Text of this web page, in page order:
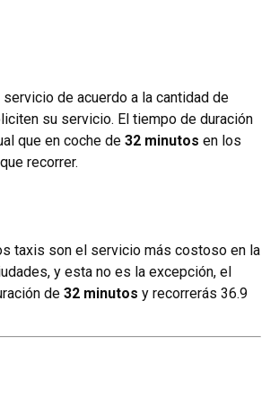
de acuerdo a la cantidad de
su servicio. El tiempo de duración
que en coche de 32 minutos en los
recorrer.
taxis son el servicio más costoso en la
y esta no es la excepción, el
de 32 minutos y recorrerás 36.9